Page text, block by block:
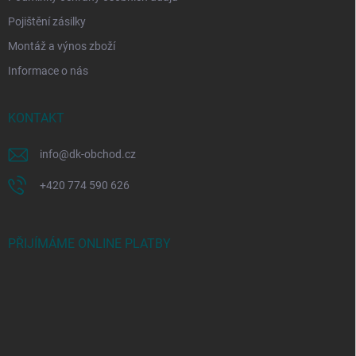
Pojištění zásilky
Montáž a výnos zboží
Informace o nás
KONTAKT
info@dk-obchod.cz
+420 774 590 626
PŘIJÍMÁME ONLINE PLATBY